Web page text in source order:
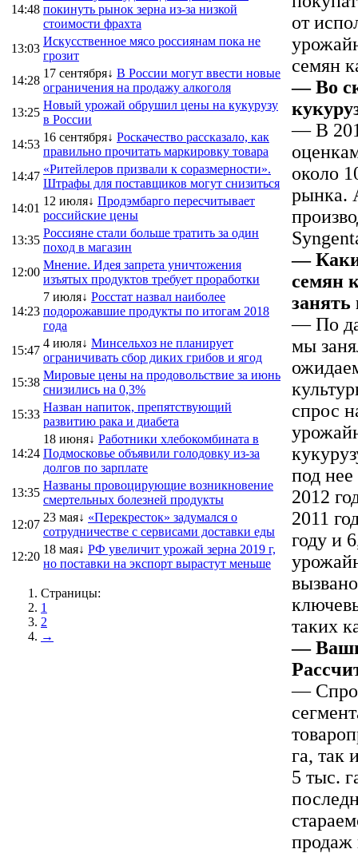
14:48 покинуть рынок зерна из-за низкой
стоимости фрахта
13:03
Искусственное мясо россиянам пока не
грозит
14:28
17 сентября↓ В России могут ввести новые
ограничения на продажу алкоголя
13:25
Новый урожай обрушил цены на кукурузу
в России
14:53
16 сентября↓ Роскачество рассказало, как
правильно прочитать маркировку товара
14:47
«Ритейлеров призвали к соразмерности».
Штрафы для поставщиков могут снизиться
14:01
12 июля↓ Продэмбарго пересчитывает
российские цены
13:35
Россияне стали больше тратить за один
поход в магазин
12:00
Мнение. Идея запрета уничтожения
изъятых продуктов требует проработки
14:23
7 июля↓ Росстат назвал наиболее
подорожавшие продукты по итогам 2018
года
15:47
4 июля↓ Минсельхоз не планирует
ограничивать сбор диких грибов и ягод
15:38
Мировые цены на продовольствие за июнь
снизились на 0,3%
15:33
Назван напиток, препятствующий
развитию рака и диабета
14:24
18 июня↓ Работники хлебокомбината в
Подмосковье объявили голодовку из-за
долгов по зарплате
13:35
Названы провоцирующие возникновение
смертельных болезней продукты
12:07
23 мая↓ «Перекресток» задумался о
сотрудничестве с сервисами доставки еды
12:20
18 мая↓ РФ увеличит урожай зерна 2019 г,
но поставки на экспорт вырастут меньше
Страницы:
1
2
→
от
семян
— Во
— В
около
рынка.
—
семян
занять
— По
мы
спрос
под
2012
2011
году и
таких
— Ваши
—
га, так
5 тыс.
продаж